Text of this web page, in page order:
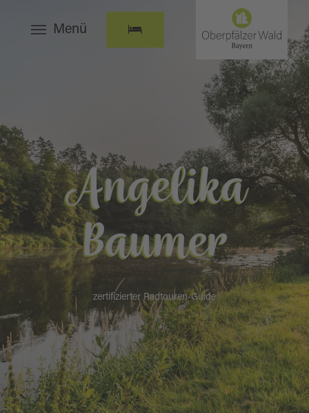
Menü
Angelika
Baumer
zertifizierter Radtouren-Guide